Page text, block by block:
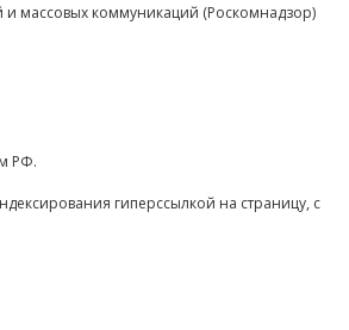
массовых коммуникаций (Роскомнадзор)
РФ.
гиперссылкой на страницу, с